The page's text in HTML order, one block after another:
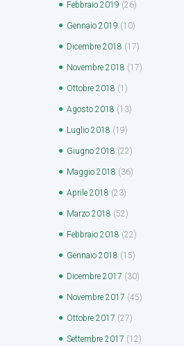
Febbraio 2019 (26)
Gennaio 2019 (10)
Dicembre 2018 (17)
Novembre 2018 (17)
Ottobre 2018 (1)
Agosto 2018 (13)
Luglio 2018 (19)
Giugno 2018 (22)
Maggio 2018 (36)
Aprile 2018 (23)
Marzo 2018 (52)
Febbraio 2018 (22)
Gennaio 2018 (15)
Dicembre 2017 (30)
Novembre 2017 (45)
Ottobre 2017 (27)
Settembre 2017 (12)